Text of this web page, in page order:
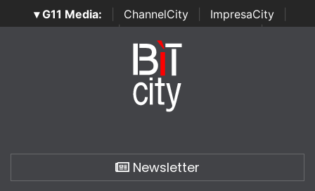
▾ G11 Media: ChannelCity ImpresaCity
SecurityOpenLab | Italian Channel Awards | Italian
Italian Security Awards
Newsletter